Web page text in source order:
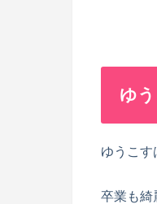
ゆ
ゆうこ
卒業も綺